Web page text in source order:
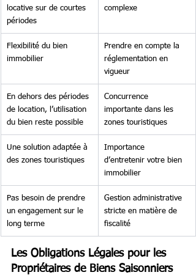
locative sur de courtes
périodes
complexe
Flexibilité du bien
immobilier
Prendre en compte la
réglementation en
vigueur
En dehors des périodes
de location, l’utilisation
du bien reste possible
Concurrence
importante dans les
zones touristiques
Une solution adaptée à
des zones touristiques
Importance
d’entretenir votre bien
immobilier
Pas besoin de prendre
un engagement sur le
long terme
Gestion administrative
stricte en matière de
fiscalité
Les Obligations Légales pour les
Propriétaires de Biens Saisonniers